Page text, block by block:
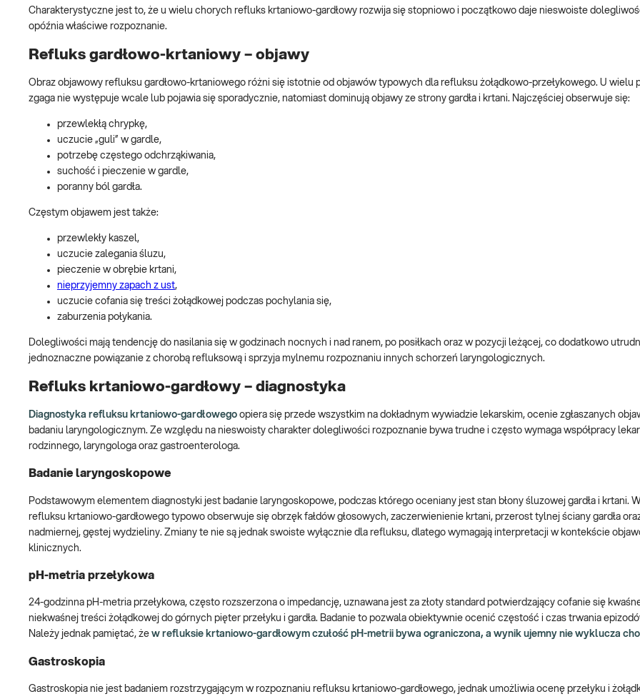
Charakterystyczne jest to, że u wielu chorych refluks krtaniowo-gardłowy rozwija się stopniowo i początkowo daje nieswoiste
opóźnia właściwe rozpoznanie.
Refluks gardłowo-krtaniowy – objawy
Obraz objawowy refluksu gardłowo-krtaniowego różni się istotnie od objawów typowych dla refluksu żołądkowo-przełykowego. U wielu
zgaga nie występuje wcale lub pojawia się sporadycznie, natomiast dominują objawy ze strony gardła i krtani. Najczęściej obserwuje się:
przewlekłą chrypkę,
uczucie „guli” w gardle,
potrzebę częstego odchrząkiwania,
suchość i pieczenie w gardle,
poranny ból gardła.
Częstym objawem jest także:
przewlekły kaszel,
uczucie zalegania śluzu,
pieczenie w obrębie krtani,
nieprzyjemny zapach z ust,
uczucie cofania się treści żołądkowej podczas pochylania się,
zaburzenia połykania.
Dolegliwości mają tendencję do nasilania się w godzinach nocnych i nad ranem, po posiłkach oraz w pozycji leżącej, co dodatkowo
jednoznaczne powiązanie z chorobą refluksową i sprzyja mylnemu rozpoznaniu innych schorzeń laryngologicznych.
Refluks krtaniowo-gardłowy – diagnostyka
Diagnostyka refluksu krtaniowo-gardłowego opiera się przede wszystkim na dokładnym wywiadzie lekarskim, ocenie zgłaszanych
badaniu laryngologicznym. Ze względu na nieswoisty charakter dolegliwości rozpoznanie bywa trudne i często wymaga współpracy
rodzinnego, laryngologa oraz gastroenterologa.
Badanie laryngoskopowe
Podstawowym elementem diagnostyki jest badanie laryngoskopowe, podczas którego oceniany jest stan błony śluzowej gardła i krtani.
refluksu krtaniowo-gardłowego typowo obserwuje się obrzęk fałdów głosowych, zaczerwienienie krtani, przerost tylnej ściany gardła
nadmiernej, gęstej wydzieliny. Zmiany te nie są jednak swoiste wyłącznie dla refluksu, dlatego wymagają interpretacji w kontekście
klinicznych.
pH-metria przełykowa
24-godzinna pH-metria przełykowa, często rozszerzona o impedancję, uznawana jest za złoty standard potwierdzający cofanie się
niekwaśnej treści żołądkowej do górnych pięter przełyku i gardła. Badanie to pozwala obiektywnie ocenić częstość i czas trwania
Należy jednak pamiętać, że w refluksie krtaniowo-gardłowym czułość pH-metrii bywa ograniczona, a wynik ujemny nie wyklucza
Gastroskopia
Gastroskopia nie jest badaniem rozstrzygającym w rozpoznaniu refluksu krtaniowo-gardłowego, jednak umożliwia ocenę przełyku i